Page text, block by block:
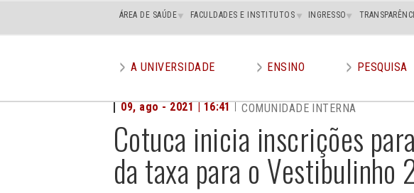
Main
superior
ÁREA DE SAÚDE FACULDADES E INSTITUTOS INGRESSO
menu
A UNIVERSIDADE ENSINO PESQUISA
Cotuca inicia inscrições
da taxa para o Vestibulinho
09, ago - 2021 | 16:41 COMUNIDADE INTERNA